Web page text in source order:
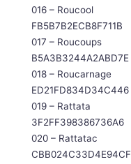
016 – Roucool
FB5B7B2ECB8F711B
017 – Roucoups
B5A3B3244A2ABD7E
018 – Roucarnage
ED21FD834D34C446
019 – Rattata
3F2FF398386736A6
020 – Rattatac
CBB024C33D4E94CF